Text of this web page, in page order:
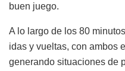
buen juego.
A lo largo de los 80
idas y vueltas, con ambos
generando situaciones de